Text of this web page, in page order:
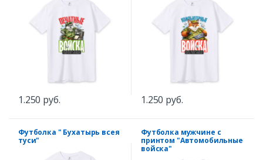
1.250 руб. 1.250 руб.
Футболка " Бухатырь всея
туси"
Футболка мужчине с
принтом "Автомобильные
войска"